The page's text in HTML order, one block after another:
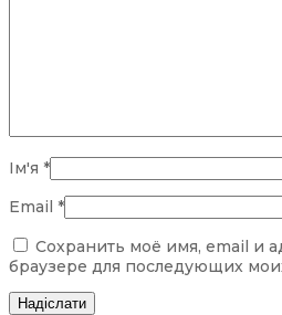
Ім'я *
Email *
Сохранить моё имя, email и
браузере для последующих